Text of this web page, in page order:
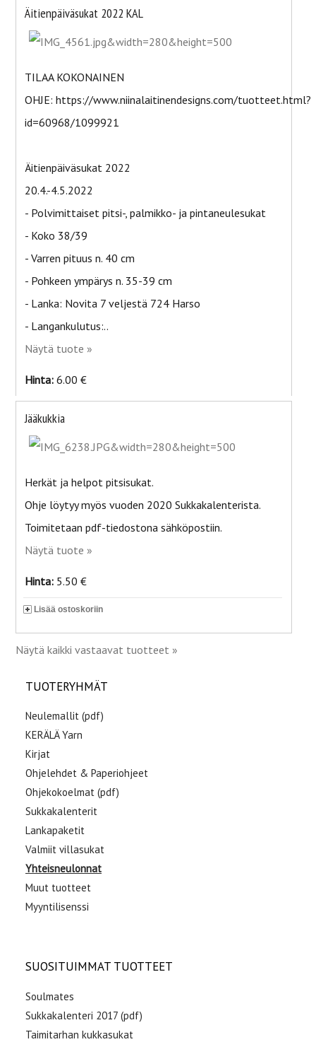
Äitienpäiväsukat 2022 KAL
TILAA KOKONAINEN
OHJE: https://www.niinalaitinendesigns.com/tuotteet.html?
id=60968/1099921
Äitienpäiväsukat 2022
20.4.-4.5.2022
- Polvimittaiset pitsi-, palmikko- ja pintaneulesukat
- Koko 38/39
- Varren pituus n. 40 cm
- Pohkeen ympärys n. 35-39 cm
- Lanka: Novita 7 veljestä 724 Harso
- Langankulutus:..
Näytä tuote »
Hinta: 6.00 €
Jääkukkia
Herkät ja helpot pitsisukat.
Ohje löytyy myös vuoden 2020 Sukkakalenterista.
Toimitetaan pdf-tiedostona sähköpostiin.
Näytä tuote »
Hinta: 5.50 €
Lisää ostoskoriin
Näytä kaikki vastaavat tuotteet »
TUOTERYHMÄT
Neulemallit (pdf)
KERÄLÄ Yarn
Kirjat
Ohjelehdet & Paperiohjeet
Ohjekokoelmat (pdf)
Sukkakalenterit
Lankapaketit
Valmiit villasukat
Yhteisneulonnat
Muut tuotteet
Myyntilisenssi
SUOSITUIMMAT TUOTTEET
Soulmates
Sukkakalenteri 2017 (pdf)
Taimitarhan kukkasukat